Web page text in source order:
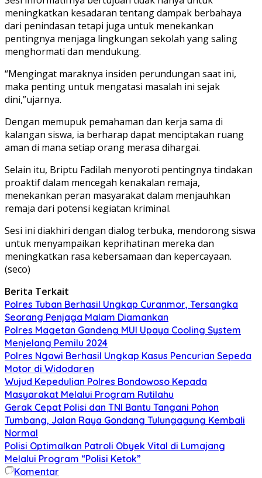
meningkatkan kesadaran tentang dampak berbahaya
dari penindasan tetapi juga untuk menekankan
pentingnya menjaga lingkungan sekolah yang saling
menghormati dan mendukung.
“Mengingat maraknya insiden perundungan saat ini,
maka penting untuk mengatasi masalah ini sejak
dini,”ujarnya.
Dengan memupuk pemahaman dan kerja sama di
kalangan siswa, ia berharap dapat menciptakan ruang
aman di mana setiap orang merasa dihargai.
Selain itu, Briptu Fadilah menyoroti pentingnya tindakan
proaktif dalam mencegah kenakalan remaja,
menekankan peran masyarakat dalam menjauhkan
remaja dari potensi kegiatan kriminal.
Sesi ini diakhiri dengan dialog terbuka, mendorong siswa
untuk menyampaikan keprihatinan mereka dan
meningkatkan rasa kebersamaan dan kepercayaan.
(seco)
Berita Terkait
Polres Tuban Berhasil Ungkap Curanmor, Tersangka
Seorang Penjaga Malam Diamankan
Polres Magetan Gandeng MUI Upaya Cooling System
Menjelang Pemilu 2024
Polres Ngawi Berhasil Ungkap Kasus Pencurian Sepeda
Motor di Widodaren
Wujud Kepedulian Polres Bondowoso Kepada
Masyarakat Melalui Program Rutilahu
Gerak Cepat Polisi dan TNI Bantu Tangani Pohon
Tumbang, Jalan Raya Gondang Tulungagung Kembali
Normal
Polisi Optimalkan Patroli Obyek Vital di Lumajang
Melalui Program “Polisi Ketok”
Komentar